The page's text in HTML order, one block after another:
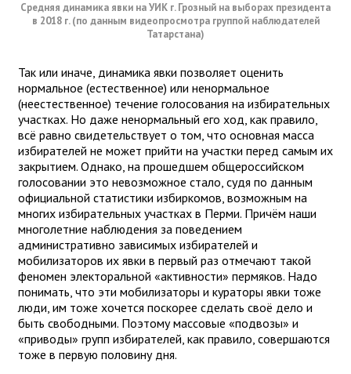
Средняя динамика явки на УИК г. Грозный на выборах президента
в 2018 г. (по данным видеопросмотра группой наблюдателей
Татарстана)
Так или иначе, динамика явки позволяет оценить
нормальное (естественное) или ненормальное
(неестественное) течение голосования на избирательных
участках. Но даже ненормальный его ход, как правило,
всё равно свидетельствует о том, что основная масса
избирателей не может прийти на участки перед самым их
закрытием. Однако, на прошедшем общероссийском
голосовании это невозможное стало, судя по данным
официальной статистики избиркомов, возможным на
многих избирательных участках в Перми. Причём наши
многолетние наблюдения за поведением
административно зависимых избирателей и
мобилизаторов их явки в первый раз отмечают такой
феномен электоральной «активности» пермяков. Надо
понимать, что эти мобилизаторы и кураторы явки тоже
люди, им тоже хочется поскорее сделать своё дело и
быть свободными. Поэтому массовые «подвозы» и
«приводы» групп избирателей, как правило, совершаются
тоже в первую половину дня.